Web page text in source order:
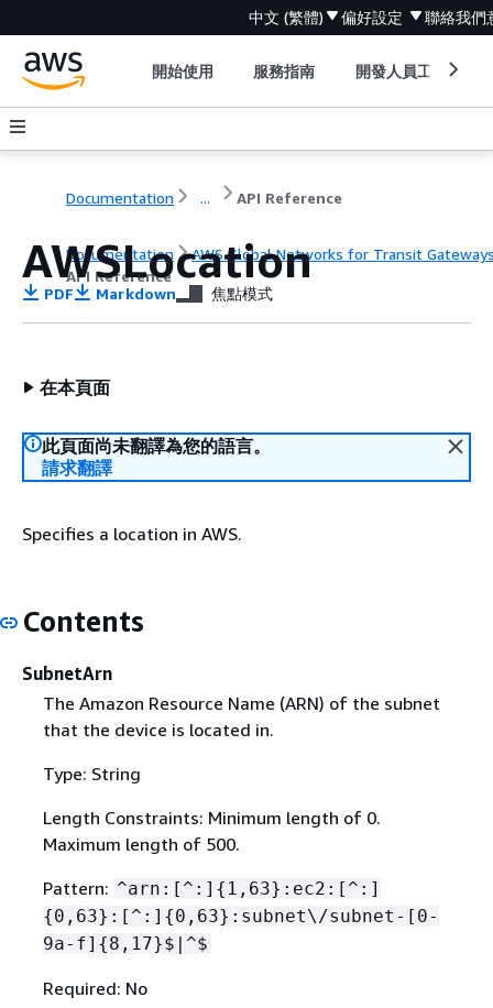
中文 (繁體) 偏好設定 聯絡我們
開始使用 服務指南 開發人員工具
Documentation ... API Reference
Documentation
AWS Global Networks for Transit
API Reference
AWSLocation
PDF Markdown 焦點模式
在本頁面
此頁面尚未翻譯為您的語言。
請求翻譯
Specifies a location in AWS.
Contents
SubnetArn
The Amazon Resource Name (ARN) of the subnet
that the device is located in.
Type: String
Length Constraints: Minimum length of 0.
Maximum length of 500.
Pattern: ^arn:[^:] { 1,63}:ec2:[^:]
{0,63}:[^:] {0,63}:subnet\/subnet-[0-
9a-f] {8,17}$|^$
Required: No